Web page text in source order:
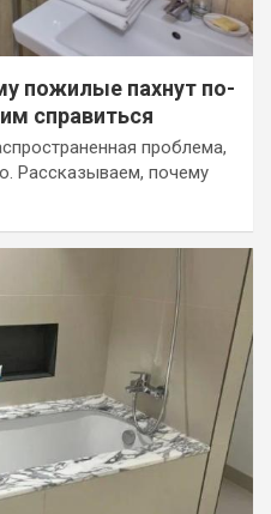
пожилые пахнут по-
справиться
проблема,
Рассказываем, почему